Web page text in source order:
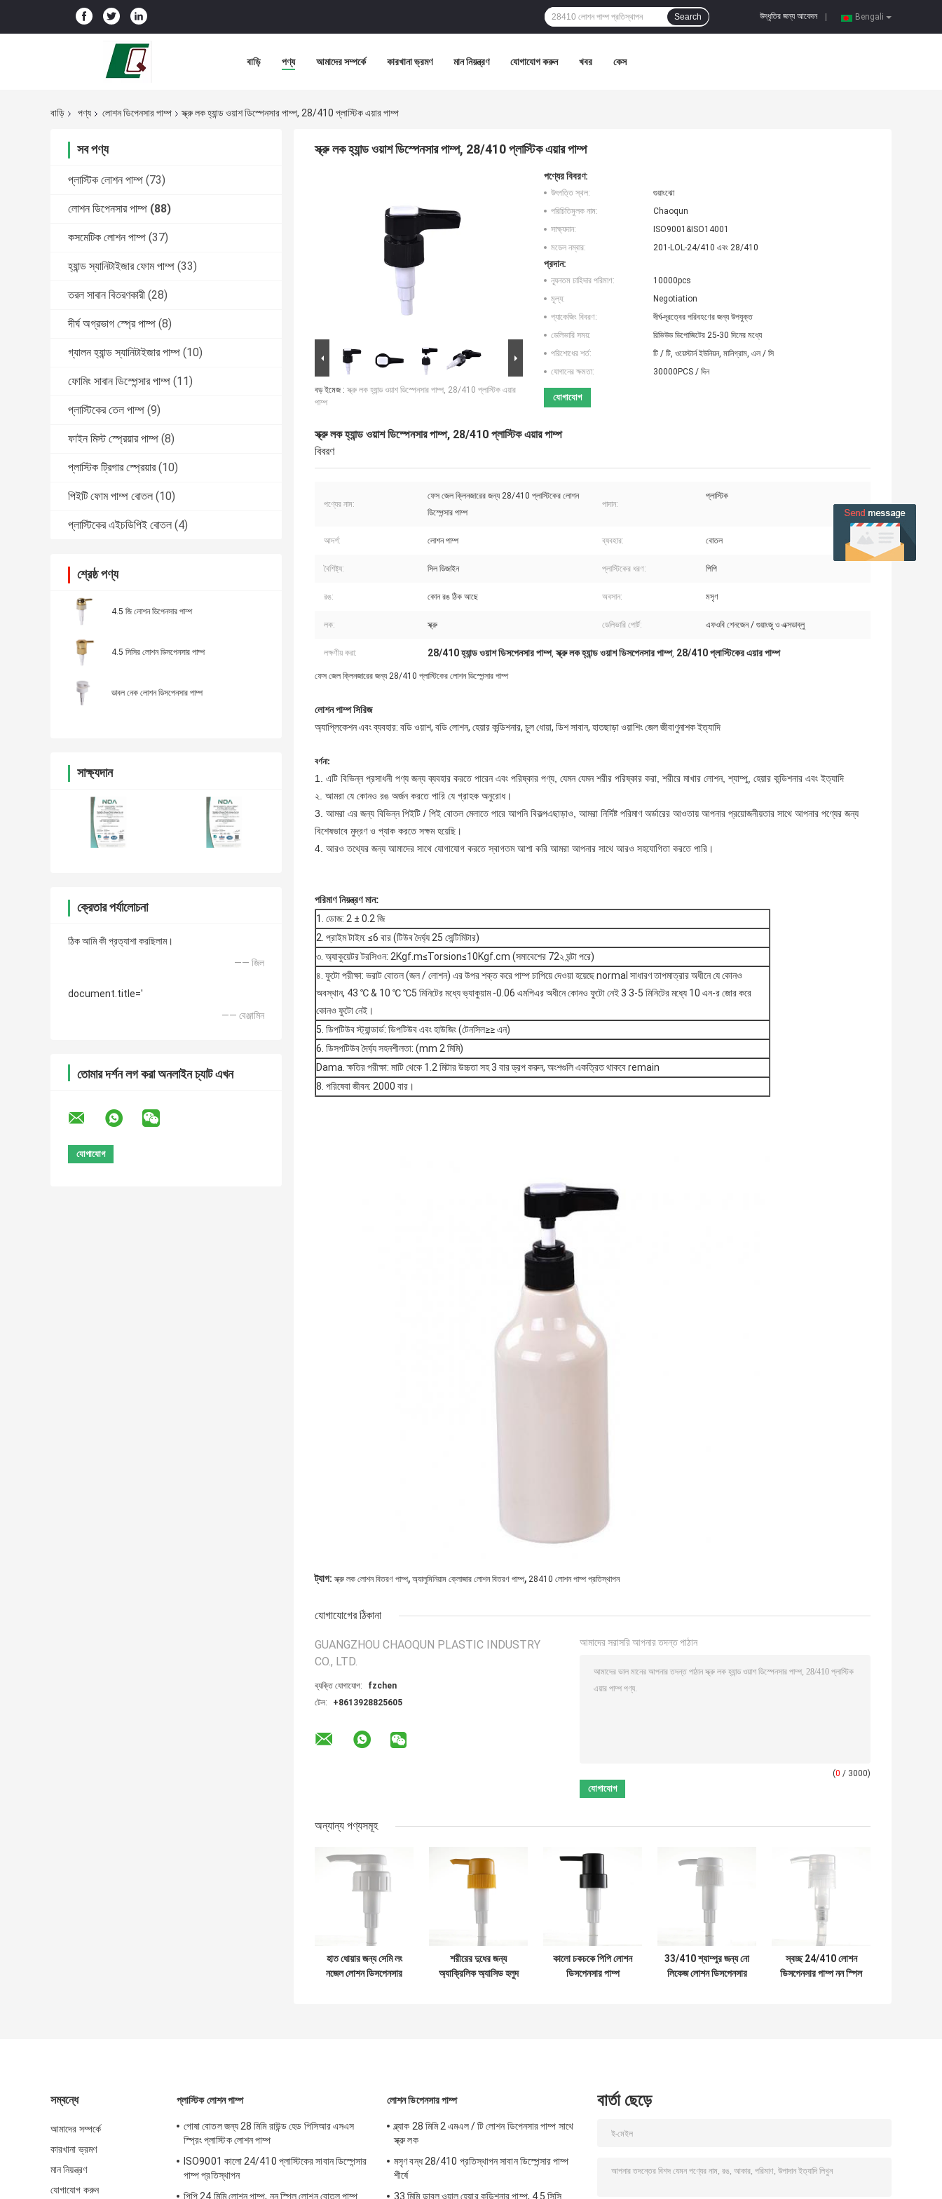
Bengali
উদ্ধৃতির জন্য আবেদন
Search
বাড়ি পণ্য আমাদের সম্পর্কে কারখানা ভ্রমণ মান নিয়ন্ত্রণ যোগাযোগ করুন খবর কেস
বাড়ি পণ্য লোশন ডিপেনসার পাম্প স্ক্রু লক হ্যান্ড ওয়াশ ডিস্পেনসার পাম্প, 28/410 প্লাস্টিক এয়ার পাম্প
সব পণ্য
প্লাস্টিক লোশন পাম্প (73)
লোশন ডিপেনসার পাম্প (88)
কসমেটিক লোশন পাম্প (37)
হ্যান্ড স্যানিটাইজার ফোম পাম্প (33)
তরল সাবান বিতরণকারী (28)
দীর্ঘ অগ্রভাগ স্প্রে পাম্প (8)
গ্যালন হ্যান্ড স্যানিটাইজার পাম্প (10)
ফোমিং সাবান ডিস্পেন্সার পাম্প (11)
প্লাস্টিকের তেল পাম্প (9)
ফাইন মিস্ট স্প্রেয়ার পাম্প (8)
প্লাস্টিক ট্রিগার স্প্রেয়ার (10)
পিইটি ফোম পাম্প বোতল (10)
প্লাস্টিকের এইচডিপিই বোতল (4)
শ্রেষ্ঠ পণ্য
4.5 জি লোশন ডিপেনসার পাম্প
4.5 সিসির লোশন ডিসপেনসার পাম্প
ডাবল নেক লোশন ডিসপেনসার পাম্প
সাক্ষ্যদান
ক্রেতার পর্যালোচনা
ঠিক আমি কী প্রত্যাশা করছিলাম।
—— জিল
document.title='
—— বেঞ্জামিন
তোমার দর্শন লগ করা অনলাইন চ্যাট এখন
স্ক্রু লক হ্যান্ড ওয়াশ ডিস্পেনসার পাম্প, 28/410 প্লাস্টিক এয়ার পাম্প
বড় ইমেজ : স্ক্রু লক হ্যান্ড ওয়াশ ডিস্পেনসার পাম্প, 28/410 প্লাস্টিক এয়ার
পাম্প
পণ্যের বিবরণ:
উৎপত্তি স্থল:
গুয়াংঝো
পরিচিতিমুলক নাম:
Chaoqun
সাক্ষ্যদান:
ISO9001&ISO14001
মডেল নম্বার:
201-LOL-24/410 এবং 28/410
প্রদান:
ন্যূনতম চাহিদার পরিমাণ:
10000pcs
মূল্য:
Negotiation
প্যাকেজিং বিবরণ:
দীর্ঘ-দূরত্বের পরিবহণের জন্য উপযুক্ত
ডেলিভারি সময়:
রিভিউড ডিপোজিটের 25-30 দিনের মধ্যে
পরিশোধের শর্ত:
টি / টি, ওয়েস্টার্ন ইউনিয়ন, মানিগ্রাম, এল / সি
যোগানের ক্ষমতা:
30000PCS / দিন
যোগাযোগ
স্ক্রু লক হ্যান্ড ওয়াশ ডিস্পেনসার পাম্প, 28/410 প্লাস্টিক এয়ার পাম্প
বিবরণ
পণ্যের নাম:
ফেস জেল ক্লিনজারের জন্য 28/410 প্লাস্টিকের লোশন
ডিস্পেন্সার পাম্প
পাদান:
প্লাস্টিক
আদর্শ: লোশন পাম্প ব্যবহার: বোতল
বৈশিষ্ট্য: সিল ডিজাইন প্লাস্টিকের ধরণ: পিপি
রঙ: কোন রঙ ঠিক আছে অবসান: মসৃণ
লক: স্ক্রু ডেলিভারি পোর্ট: এফওবি শেনজেন / গুয়াংজু ও এক্সডাব্লু
লক্ষণীয় করা: 28/410 হ্যান্ড ওয়াশ ডিসপেনসার পাম্প,স্ক্রু লক হ্যান্ড ওয়াশ ডিসপেনসার পাম্প, 28/410 প্লাস্টিকের এয়ার পাম্প
ফেস জেল ক্লিনজারের জন্য 28/410 প্লাস্টিকের লোশন ডিস্পেন্সার পাম্প
লোশন পাম্প সিরিজ
অ্যাপ্লিকেশন এবং ব্যবহার: বডি ওয়াশ, বডি লোশন, হেয়ার কন্ডিশনার, চুল ধোয়া, ডিশ সাবান, হাতছাড়া ওয়াশিং জেল জীবাণুনাশক ইত্যাদি
বর্ণনা:
1. এটি বিভিন্ন প্রসাধনী পণ্য জন্য ব্যবহার করতে পারেনএবং পরিষ্কার পণ্য, যেমনযেমনশরীর পরিষ্কার করা, শরীরে মাখার লোশন, শ্যাম্পু, হেয়ার কন্ডিশনার এবং ইত্যাদি
২. আমরা যে কোনও রঙ অর্জন করতে পারি যে গ্রাহক অনুরোধ।
3. আমরা এর জন্য বিভিন্ন পিইটি / পিই বোতল মেলাতে পারে আপনি বিকল্পএছাড়াও, আমরা নির্দিষ্ট পরিমাণ অর্ডারের আওতায় আপনার প্রয়োজনীয়তার সাথে আপনার পণ্যের জন্য
বিশেষভাবে মুদ্রণ ও প্যাক করতে সক্ষম হয়েছি।
4. আরও তথ্যের জন্য আমাদের সাথে যোগাযোগ করতে স্বাগতমআশা করি আমরা আপনার সাথে আরও সহযোগিতা করতে পারি ।
পরিমাণ নিয়ন্ত্রণ মান:
1. ডোজ: 2 ± 0.2 জি
2. প্রাইম টাইম: ≤6 বার (টিউব দৈর্ঘ্য 25 সেন্টিমিটার)
৩. অ্যাকুয়েটর টরসিওন: 2Kgf.m≤Torsion≤10Kgf.cm (সমাবেশের 72২ ঘন্টা পরে)
৪. ফুটো পরীক্ষা: ভরাট বোতল (জল / লোশন) এর উপর শক্ত করে পাম্প চাপিয়ে দেওয়া হয়েছে normal সাধারণ তাপমাত্রার অধীনে যে কোনও
অবস্থান, 43 ℃ & 10 ℃ ℃5 মিনিটের মধ্যে ভ্যাকুয়াম -0.06 এমপিএর অধীনে কোনও ফুটো নেই 3 3-5 মিনিটের মধ্যে 10 এন-র জোর করে
কোনও ফুটো নেই।
5. ডিপটিউব স্ট্যান্ডার্ড: ডিপটিউব এবং হাউজিং (টেনসিল≥≥ এন)
6. ডিসপটিউব দৈর্ঘ্য সহনশীলতা: (mm 2 মিমি)
Dama. ক্ষতির পরীক্ষা: মাটি থেকে 1.2 মিটার উচ্চতা সহ 3 বার ড্রপ করুন, অংশগুলি একত্রিত থাকবে remain
8. পরিষেবা জীবন: 2000 বার।
ট্যাগ: স্ক্রু লক লোশন বিতরণ পাম্প, অ্যালুমিনিয়াম ক্লোজার লোশন বিতরণ পাম্প, 28410 লোশন পাম্প প্রতিস্থাপন
যোগাযোগের ঠিকানা
GUANGZHOU CHAOQUN PLASTIC INDUSTRY
CO., LTD.
ব্যক্তি যোগাযোগ:
fzchen
টেল:
+8613928825605
আমাদের সরাসরি আপনার তদন্ত পাঠান
(0 / 3000)
অন্যান্য পণ্যসমূহ
হাত ধোয়ার জন্য সেমি লং
নজেল লোশন ডিসপেনসার
শরীরের দুধের জন্য
অ্যাক্রিলিক অ্যাসিড হলুদ
কালো চকচকে পিপি লোশন
ডিসপেনসার পাম্প
33/410 শ্যাম্পুর জন্য নো
লিকেজ লোশন ডিসপেনসার
স্বচ্ছ 24/410 লোশন
ডিসপেনসার পাম্প নন স্পিল
সম্বন্ধে
আমাদের সম্পর্কে
কারখানা ভ্রমণ
মান নিয়ন্ত্রণ
যোগাযোগ করুন
প্লাস্টিক লোশন পাম্প
পোষা বোতল জন্য 28 মিমি রাউন্ড হেড পিসিআর এসএস
স্প্রিং প্লাস্টিক লোশন পাম্প
ISO9001 কালো 24/410 প্লাস্টিকের সাবান ডিস্পেন্সার
পাম্প প্রতিস্থাপন
পিপি 24 মিমি লোশন পাম্প, নন স্পিল লোশন বোতল পাম্প
লোশন ডিপেনসার পাম্প
ব্ল্যাক 28 মিমি 2 এমএল / টি লোশন ডিপেনসার পাম্প সাথে
স্ক্রু লক
মসৃণ বন্ধ 28/410 প্রতিস্থাপন সাবান ডিস্পেন্সার পাম্প
শীর্ষে
33 মিমি ডাবল ওয়াল হেয়ার কন্ডিশনার পাম্প, 4.5 সিসি
বার্তা ছেড়ে